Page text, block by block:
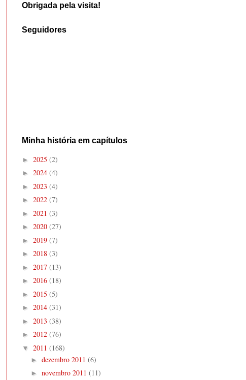
Obrigada pela visita!
Seguidores
Minha história em capítulos
► 2025 (2)
► 2024 (4)
► 2023 (4)
► 2022 (7)
► 2021 (3)
► 2020 (27)
► 2019 (7)
► 2018 (3)
► 2017 (13)
► 2016 (18)
► 2015 (5)
► 2014 (31)
► 2013 (38)
► 2012 (76)
▼ 2011 (168)
► dezembro 2011 (6)
► novembro 2011 (11)